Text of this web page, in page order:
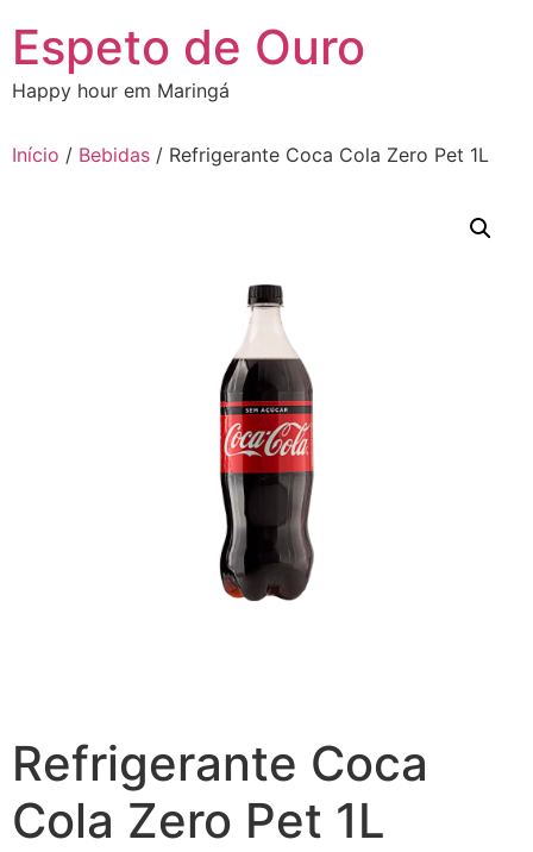
para
conteúdo
Espeto de Ouro
Happy hour em Maringá
Início / Bebidas / Refrigerante Coca Cola Zero Pet 1L
Refrigerante Coca
Cola Zero Pet 1L